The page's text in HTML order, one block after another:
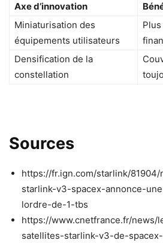
Axe d’innovation
Miniaturisation des
équipements utilisateurs
Densification de la
constellation
Sources
https://fr.ign.com/starlink/
starlink-v3-spacex-annonce-
lordre-de-1-tbs
https://www.cnetfrance.fr/news/
satellites-starlink-v3-de-